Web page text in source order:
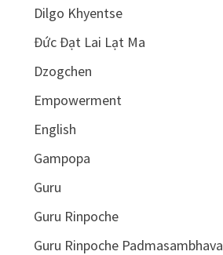
Dilgo Khyentse
Đức Đạt Lai Lạt Ma
Dzogchen
Empowerment
English
Gampopa
Guru
Guru Rinpoche
Guru Rinpoche Padmasambhava